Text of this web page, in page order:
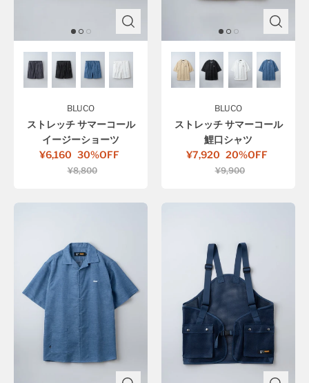
BLUCO
ストレッチ サマーコール
イージーショーツ
¥6,160 30%OFF
¥8,800
BLUCO
ストレッチ サマーコール
鯉口シャツ
¥7,920 20%OFF
¥9,900